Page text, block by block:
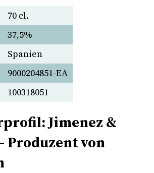
70 cl.
37,5%
Spanien
9000204851-EA
100318051
Jimenez &
Produzent von